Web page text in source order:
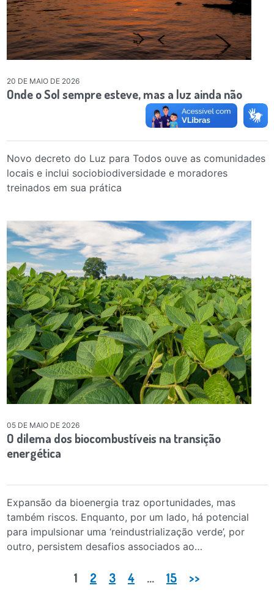
20 DE MAIO DE 2026
Onde o Sol sempre esteve, mas a luz ainda não
Novo decreto do Luz para Todos ouve as comunidades
locais e inclui sociobiodiversidade e moradores
treinados em sua prática
05 DE MAIO DE 2026
O dilema dos biocombustíveis na transição
energética
Expansão da bioenergia traz oportunidades, mas
também riscos. Enquanto, por um lado, há potencial
para impulsionar uma ‘reindustrialização verde’, por
outro, persistem desafios associados ao…
Paginação de posts
1 2 3 4 … 15 >>